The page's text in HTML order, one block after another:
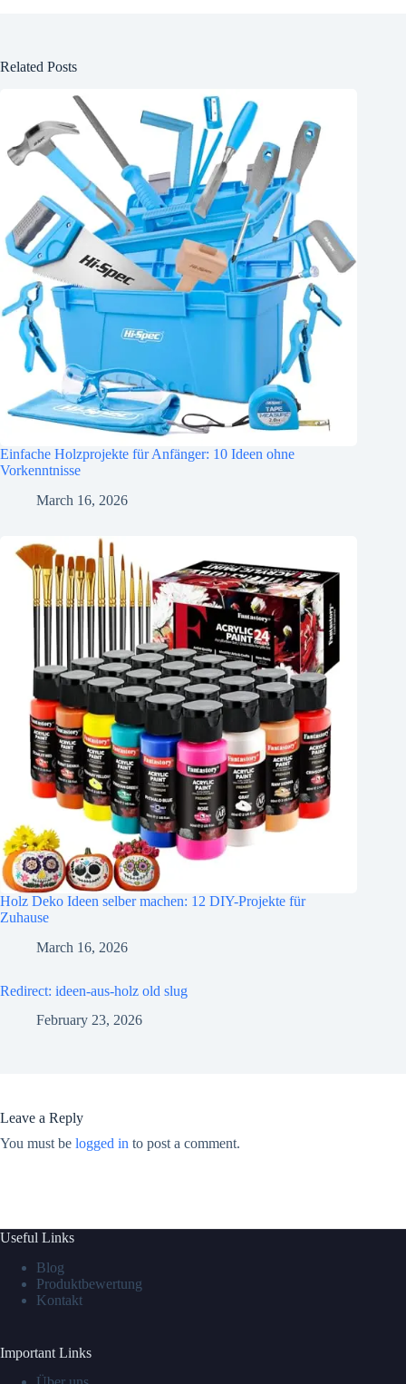
Related Posts
Einfache Holzprojekte für Anfänger: 10 Ideen ohne
Vorkenntnisse
March 16, 2026
Holz Deko Ideen selber machen: 12 DIY-Projekte für
Zuhause
March 16, 2026
Redirect: ideen-aus-holz old slug
February 23, 2026
Leave a Reply
You must be logged in to post a comment.
Useful Links
Blog
Produktbewertung
Kontakt
Important Links